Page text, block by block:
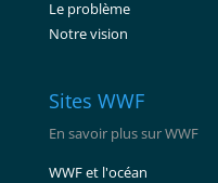
Le problème
Notre vision
Sites WWF
En savoir plus sur WWF
WWF et l'océan